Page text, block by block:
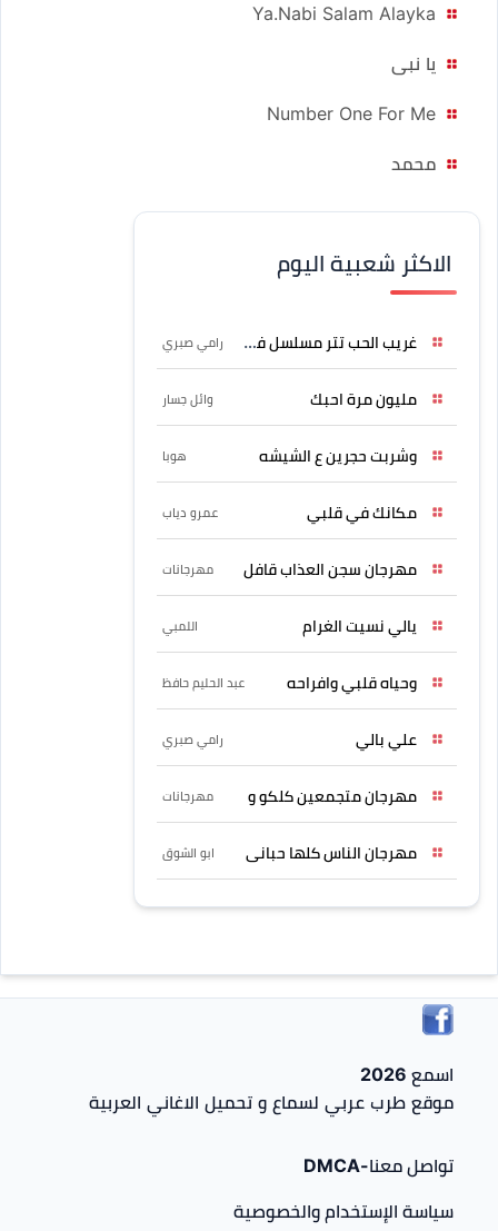
Ya.Nabi Salam Alayka
يا نبى
Number One For Me
محمد
الاكثر شعبية اليوم
غريب الحب تتر مسلسل فرصة رامي صبري
مليون مرة احبك وائل جسار
وشربت حجرين ع الشيشه هوبا
مكانك في قلبي عمرو دياب
مهرجان سجن العذاب قافل مهرجانات
يالي نسيت الغرام اللمبي
وحياه قلبي وافراحه عبد الحليم حافظ
علي بالي رامي صبري
مهرجان متجمعين كلكو و مهرجانات
مهرجان الناس كلها حبانى ابو الشوق
اسمع 2026
موقع طرب عربي لسماع و تحميل الاغاني العربية
تواصل معنا-DMCA
سياسة الإستخدام والخصوصية